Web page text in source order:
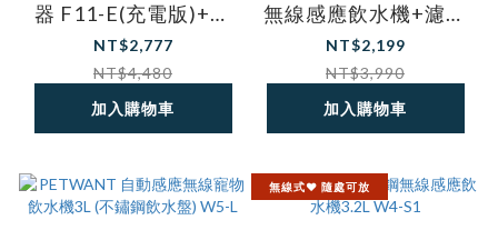
器 F11-E(充電版)+不
鏽鋼飲水機W4-S1 組
合優惠 PETWANT派
旺
NT$2,777
NT$4,480
加入購物車
無線感應飲水機+濾心
一年份 W4-S1
PETWANT
NT$2,199
NT$3,990
加入購物車
無線式❤️ 隨處可放